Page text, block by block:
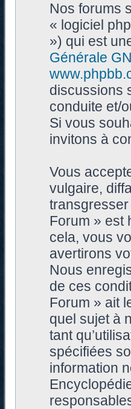
Nos forums
« logiciel
») qui est
Générale
discussions
conduite et/
Si vous
invitons à
Vous
vulgaire,
Forum » est
cela, vous
avertirons
Nous
de ces
Forum » ait
quel sujet à
tant
spécifiées
information